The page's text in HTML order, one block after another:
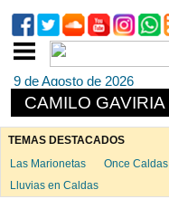
9 de Agosto de 2026
CAMILO GAVIRIA
TEMAS DESTACADOS
Las Marionetas
Once Caldas
Lluvias en Caldas